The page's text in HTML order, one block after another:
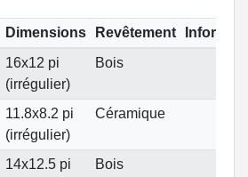
Dimensions Revêtement
16x12 pi
(irrégulier)
Bois
11.8x8.2 pi
(irrégulier)
Céramique
14x12.5 pi
Bois